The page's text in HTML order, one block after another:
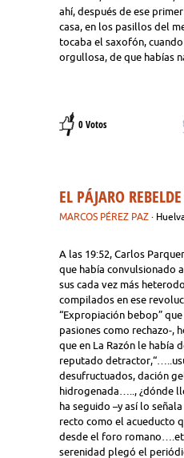
ahí, después de ese
casa, en los pasillos del
tocaba el saxofón,
orgullosa, de que habías
0 Votos
EL PÁJARO REBELDE
MARCOS PÉREZ PAZ ·
A las 19:52, Carlos
que había convulsionado
sus cada vez más
compilados en ese
“Expropiación bebop”
pasiones como rechazo-,
que en La Razón le había
reputado
desufructuados, dación
hidrogenada….., ¿dónde
ha seguido –y así lo
recto como el acueducto
desde el foro
serenidad plegó el